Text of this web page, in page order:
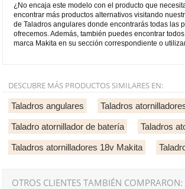
¿No encaja este modelo con el producto que
encontrar más productos alternativos visitando
de Taladros angulares donde encontrarás todas las
ofrecemos. Además, también puedes encontrar
marca Makita en su sección correspondiente o
DESCUBRE MÁS PRODUCTOS SIMILARES EN:
Taladros angulares Taladros
Taladro atornillador de batería Taladros
Taladros atornilladores 18v Makita
OTROS CLIENTES TAMBIÉN COMPRARON: